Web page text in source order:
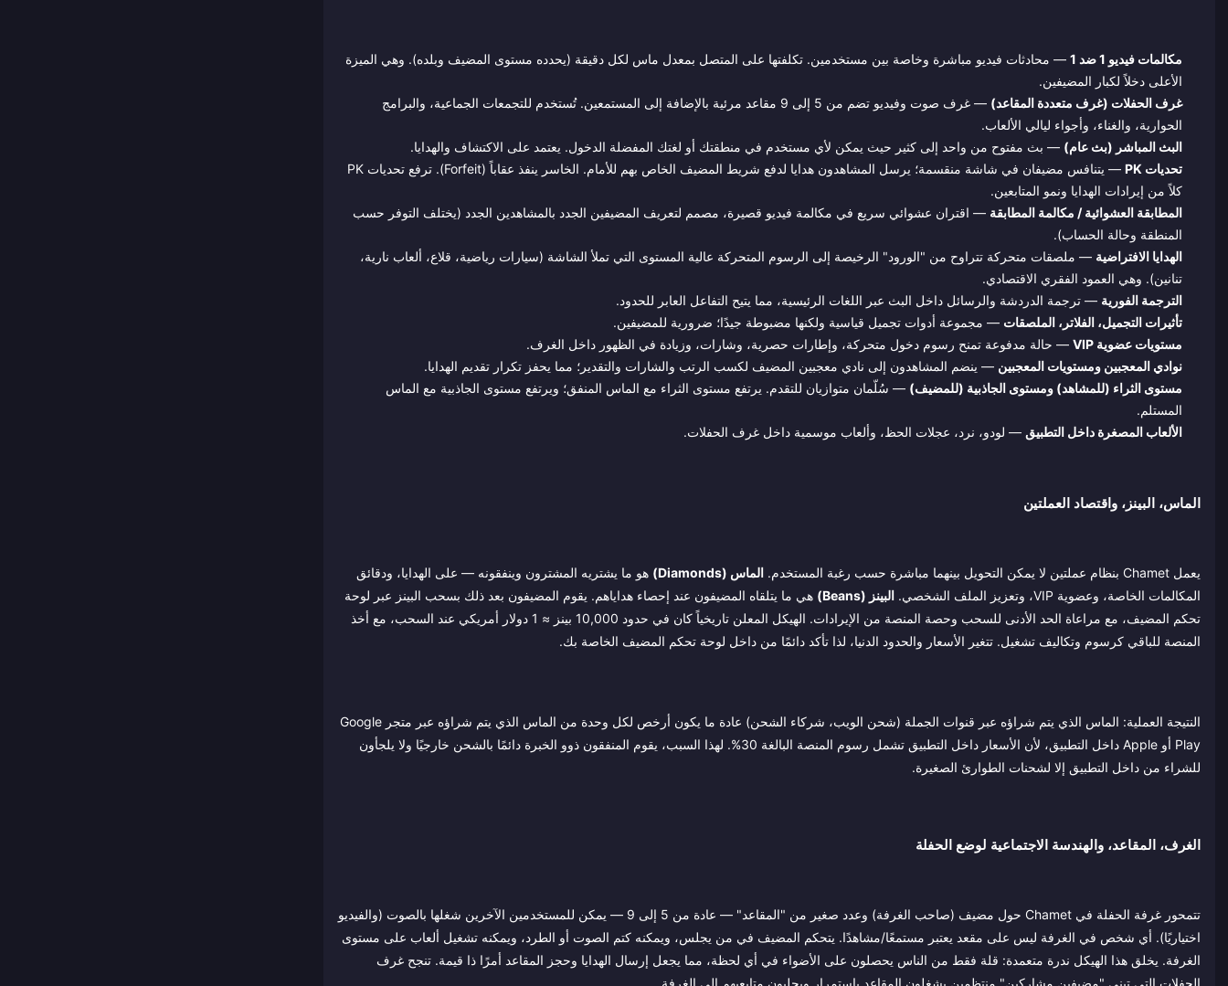
مكالمات فيديو 1 ضد 1
— محادثات فيديو مباشرة وخاصة بين مستخدمين. تكلفتها على المتصل بمعدل ماس لكل دقيقة (يحدده مستوى المضيف وبلده). وهي الميزة
الأعلى دخلاً لكبار المضيفين.
غرف الحفلات (غرف متعددة المقاعد)
— غرف صوت وفيديو تضم من 5 إلى 9 مقاعد مرئية بالإضافة إلى المستمعين. تُستخدم للتجمعات الجماعية، والبرامج
الحوارية، والغناء، وأجواء ليالي الألعاب.
البث المباشر (بث عام) — بث مفتوح من واحد إلى كثير حيث يمكن لأي مستخدم في منطقتك أو لغتك المفضلة الدخول. يعتمد على الاكتشاف والهدايا.
تحديات PK
— يتنافس مضيفان في شاشة منقسمة؛ يرسل المشاهدون هدايا لدفع شريط المضيف الخاص بهم للأمام. الخاسر ينفذ عقاباً (Forfeit). ترفع تحديات PK
كلاً من إيرادات الهدايا ونمو المتابعين.
المطابقة العشوائية / مكالمة المطابقة — اقتران عشوائي سريع في مكالمة فيديو قصيرة، مصمم لتعريف المضيفين الجدد بالمشاهدين الجدد (يختلف التوفر حسب
المنطقة وحالة الحساب).
الهدايا الافتراضية — ملصقات متحركة تتراوح من "الورود" الرخيصة إلى الرسوم المتحركة عالية المستوى التي تملأ الشاشة (سيارات رياضية، قلاع، ألعاب نارية،
تنانين). وهي العمود الفقري الاقتصادي.
الترجمة الفورية — ترجمة الدردشة والرسائل داخل البث عبر اللغات الرئيسية، مما يتيح التفاعل العابر للحدود.
تأثيرات التجميل، الفلاتر، الملصقات — مجموعة أدوات تجميل قياسية ولكنها مضبوطة جيدًا؛ ضرورية للمضيفين.
مستويات عضوية VIP
— حالة مدفوعة تمنح رسوم دخول متحركة، وإطارات حصرية، وشارات، وزيادة في الظهور داخل الغرف.
نوادي المعجبين ومستويات المعجبين — ينضم المشاهدون إلى نادي معجبين المضيف لكسب الرتب والشارات والتقدير؛ مما يحفز تكرار تقديم الهدايا.
مستوى الثراء (للمشاهد) ومستوى الجاذبية (للمضيف) — سُلّمان متوازيان للتقدم. يرتفع مستوى الثراء مع الماس المنفق؛ ويرتفع مستوى الجاذبية مع الماس
المستلم.
الألعاب المصغرة داخل التطبيق — لودو، نرد، عجلات الحظ، وألعاب موسمية داخل غرف الحفلات.
الماس، البينز، واقتصاد العملتين
يعمل Chamet بنظام عملتين لا يمكن التحويل بينهما مباشرة حسب رغبة المستخدم. الماس (Diamonds)
هو ما يشتريه المشترون وينفقونه — على الهدايا، ودقائق
المكالمات الخاصة، وعضوية VIP، وتعزيز الملف الشخصي.
البينز (Beans)
هي ما يتلقاه المضيفون عند إحصاء هداياهم. يقوم المضيفون بعد ذلك بسحب البينز عبر لوحة
تحكم المضيف، مع مراعاة الحد الأدنى للسحب وحصة المنصة من الإيرادات. الهيكل المعلن تاريخياً كان في حدود 10,000 بينز ≈ 1 دولار أمريكي عند السحب، مع أخذ
المنصة للباقي كرسوم وتكاليف تشغيل. تتغير الأسعار والحدود الدنيا، لذا تأكد دائمًا من داخل لوحة تحكم المضيف الخاصة بك.
النتيجة العملية: الماس الذي يتم شراؤه عبر قنوات الجملة (شحن الويب، شركاء الشحن) عادة ما يكون أرخص لكل وحدة من الماس الذي يتم شراؤه عبر متجر Google
Play أو Apple داخل التطبيق، لأن الأسعار داخل التطبيق تشمل رسوم المنصة البالغة 30%. لهذا السبب، يقوم المنفقون ذوو الخبرة دائمًا بالشحن خارجيًا ولا يلجأون
للشراء من داخل التطبيق إلا لشحنات الطوارئ الصغيرة.
الغرف، المقاعد، والهندسة الاجتماعية لوضع الحفلة
تتمحور غرفة الحفلة في Chamet حول مضيف (صاحب الغرفة) وعدد صغير من "المقاعد" — عادة من 5 إلى 9 — يمكن للمستخدمين الآخرين شغلها بالصوت (والفيديو
اختياريًا). أي شخص في الغرفة ليس على مقعد يعتبر مستمعًا/مشاهدًا. يتحكم المضيف في من يجلس، ويمكنه كتم الصوت أو الطرد، ويمكنه تشغيل ألعاب على مستوى
الغرفة. يخلق هذا الهيكل ندرة متعمدة: قلة فقط من الناس يحصلون على الأضواء في أي لحظة، مما يجعل إرسال الهدايا وحجز المقاعد أمرًا ذا قيمة. تنجح غرف
الحفلات التي تبني "مضيفين مشاركين" منتظمين يشغلون المقاعد باستمرار ويجلبون متابعيهم إلى الغرفة.